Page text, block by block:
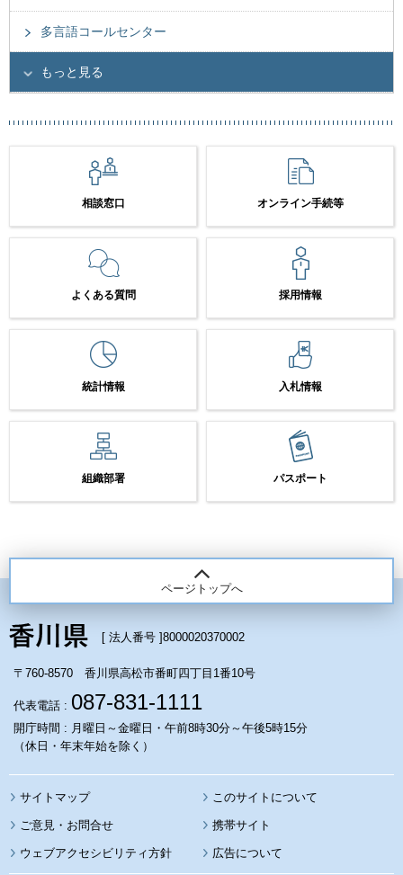
多言語コールセンター
もっと見る
相談窓口 オンライン手続等
よくある質問 採用情報
統計情報 入札情報
組織部署 パスポート
ページトップへ
[ 法人番号 ]8000020370002
〒760-8570 香川県高松市番町四丁目1番10号
代表電話 : 087-831-1111
開庁時間 : 月曜日～金曜日・午前8時30分～午後5時15分
（休日・年末年始を除く）
サイトマップ このサイトについて
携帯サイト
ウェブアクセシビリティ方針 広告について